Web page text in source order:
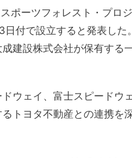
ポーツフォレスト・プロ
付で設立すると発表し
建設株式会社が保有する
ウェイ、富士スピードウ
トヨタ不動産との連携を